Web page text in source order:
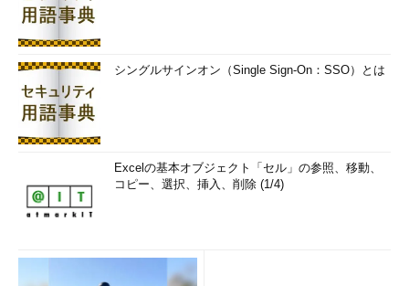
シングルサインオン（Single Sign-On：SSO）とは
Excelの基本オブジェクト「セル」の参照、移動、
コピー、選択、挿入、削除 (1/4)